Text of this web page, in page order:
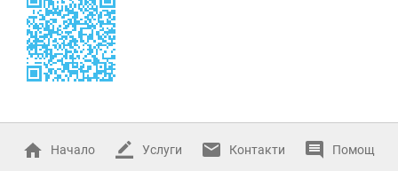
Начало Услуги Контакти Помощ